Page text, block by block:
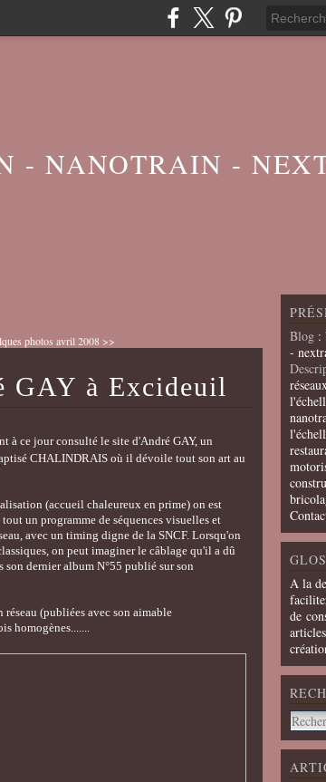
- NANOTRAIN -
photos avril 2008 >>
GAY à Excideuil
à ce jour consulté le site d'André GAY, un
CHALINDRAIS où il dévoile tout son art au
(accueil chaleureux en prime) on est
un programme de séquences visuelles et
avec un timing digne de la SNCF. Lorsqu'on
on peut imaginer le câblage qu'il a dû
dernier album N°55 publié sur son
(publiées avec son aimable
homogènes.......
Blog :
-
A la
de